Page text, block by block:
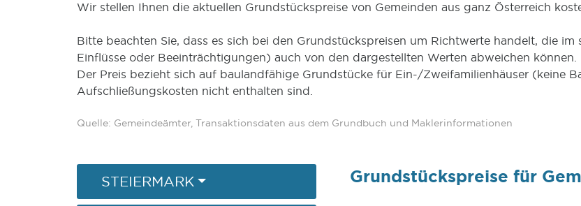
Wir stellen Ihnen die aktuellen Grundstückspreise von Gemeinden aus ganz Österreich
Bitte beachten Sie, dass es sich bei den Grundstückspreisen um Richtwerte handelt, die
Einflüsse oder Beeinträchtigungen) auch von den dargestellten Werten abweichen können.
Der Preis bezieht sich auf baulandfähige Grundstücke für Ein-/Zweifamilienhäuser (keine
Aufschließungskosten nicht enthalten sind.
Quelle: Gemeindeämter, Transaktionsdaten aus dem Grundbuch und Maklerinformationen
STEIERMARK Grundstückspreise für